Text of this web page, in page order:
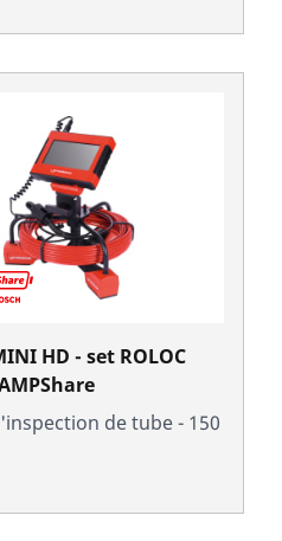
HD - set ROLOC
de tube - 150